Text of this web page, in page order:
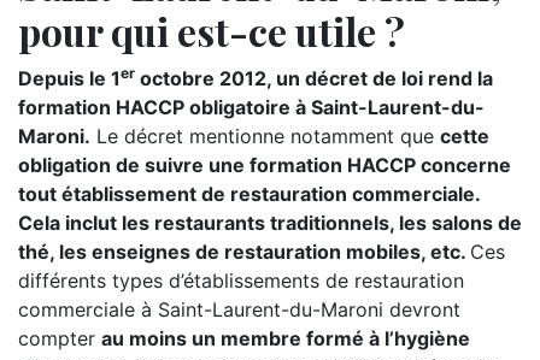
pour qui est-ce utile ?
Depuis le 1er octobre 2012, un décret de loi rend la
formation HACCP obligatoire à Saint-Laurent-du-
Maroni. Le décret mentionne notamment que cette
obligation de suivre une formation HACCP concerne
tout établissement de restauration commerciale.
Cela inclut les restaurants traditionnels, les salons de
thé, les enseignes de restauration mobiles, etc. Ces
différents types d’établissements de restauration
commerciale à Saint-Laurent-du-Maroni devront
compter au moins un membre formé à l’hygiène